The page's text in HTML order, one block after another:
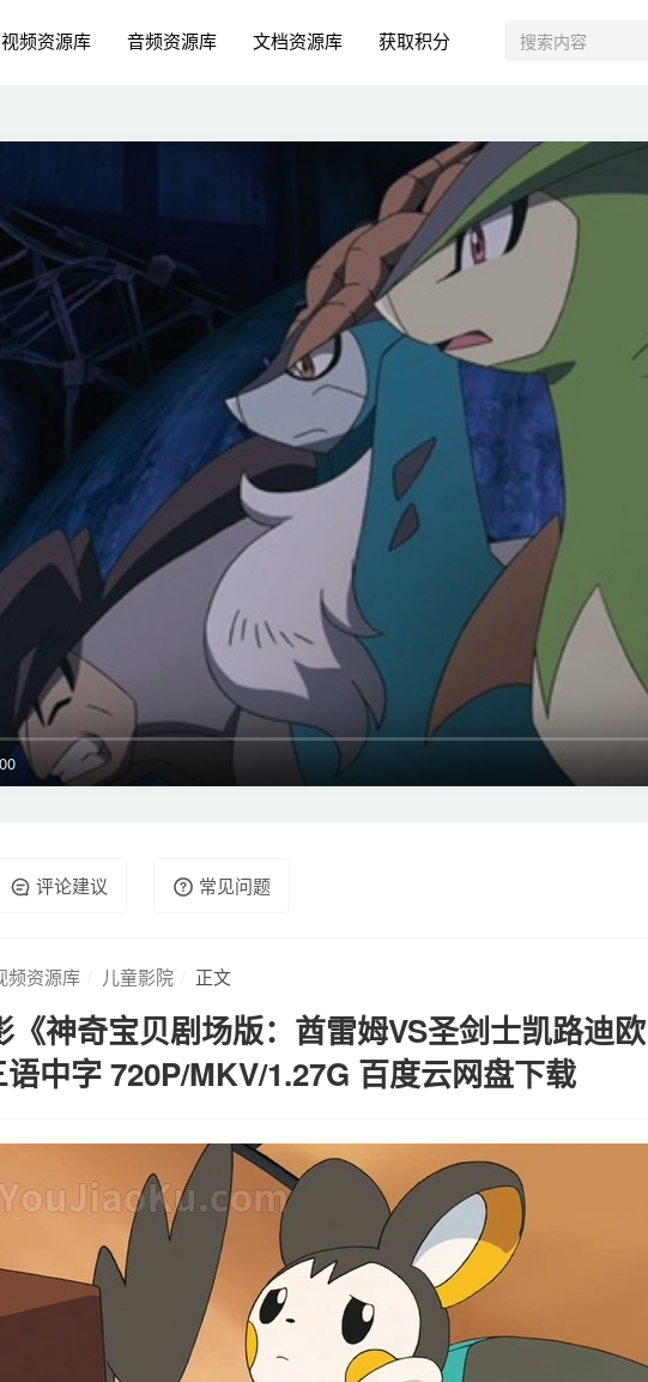
视频资源库 音频资源库 文档资源库 获取积分
评论建议 常见问题
频资源库 儿童影院 正文
《神奇宝贝剧场版：酋雷姆VS圣剑士凯路迪
中字 720P/MKV/1.27G 百度云网盘下载